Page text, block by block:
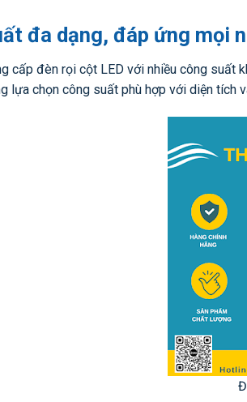
đa dạng, đáp ứng mọi
cấp đèn rọi cột LED với nhiều công suất
lựa chọn công suất phù hợp với diện tích